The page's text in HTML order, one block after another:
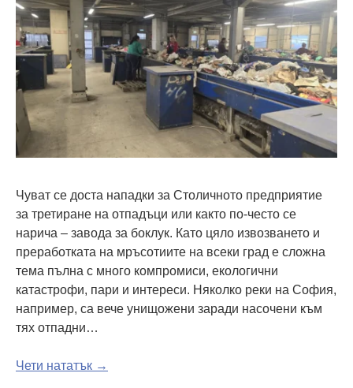
Чуват се доста нападки за Столичното предприятие
за третиране на отпадъци или както по-често се
нарича – завода за боклук. Като цяло извозването и
преработката на мръсотиите на всеки град е сложна
тема пълна с много компромиси, екологични
катастрофи, пари и интереси. Няколко реки на София,
например, са вече унищожени заради насочени към
тях отпадни…
Чети нататък →